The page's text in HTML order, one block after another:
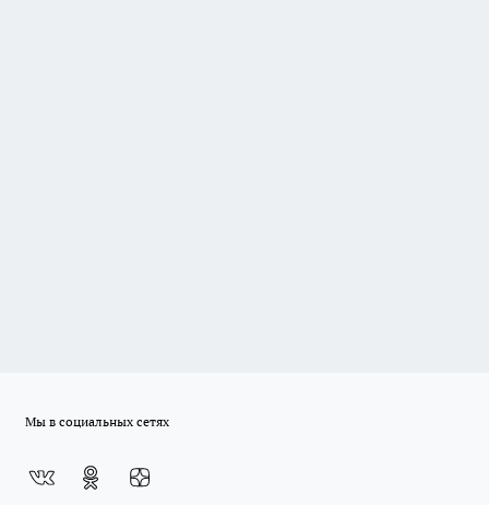
Мы в социальных сетях